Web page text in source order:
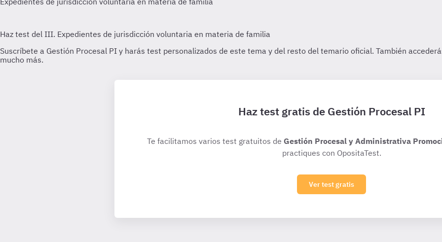
Haz test gratis de Gestión Procesal PI
Te facilitamos varios test gratuitos de Gestión Procesal y Administrativa
practiques con OpositaTest.
Ver test gratis